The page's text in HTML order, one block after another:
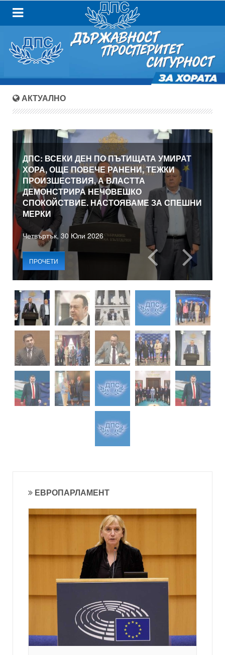
АКТУАЛНО
ДПС: ВСЕКИ ДЕН ПО ПЪТИЩАТА УМИРАТ
ХОРА, ОЩЕ ПОВЕЧЕ РАНЕНИ, ТЕЖКИ
ПРОИЗШЕСТВИЯ, А ВЛАСТТА
ДЕМОНСТРИРА НЕЧОВЕШКО
СПОКОЙСТВИЕ. НАСТОЯВАМЕ ЗА СПЕШНИ
МЕРКИ
Четвъртък, 30 Юли 2026
ПРОЧЕТИ
ЕВРОПАРЛАМЕНТ